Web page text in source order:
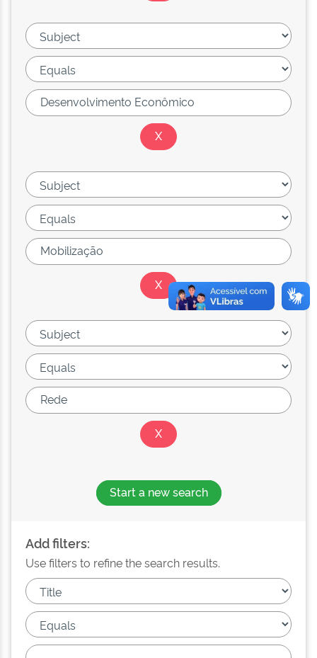
Start a new search
Add filters:
Use filters to refine the search results.